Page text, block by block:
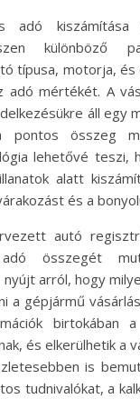
adó
különböző
típusa, motorja,
adó mértékét. A
áll egy
összeg
lehetővé teszi,
alatt
és a
autó
összegét
arról, hogy
a gépjármű
birtokában
és elkerülhetik a
is
tudnivalókat, a